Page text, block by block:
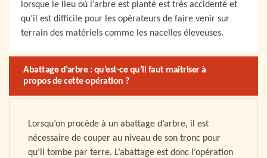
lorsque le lieu où l’arbre est planté est très accidenté et
qu’il est difficile pour les opérateurs de faire venir sur
terrain des matériels comme les nacelles éleveuses.
Abattage d’arbre : qu’est-ce qu’il faut maîtriser à
propos de cette opération ?
Lorsqu’on procède à un abattage d’arbre, il est
nécessaire de couper au niveau de son tronc pour
qu’il tombe par terre. L’abattage est donc l’opération